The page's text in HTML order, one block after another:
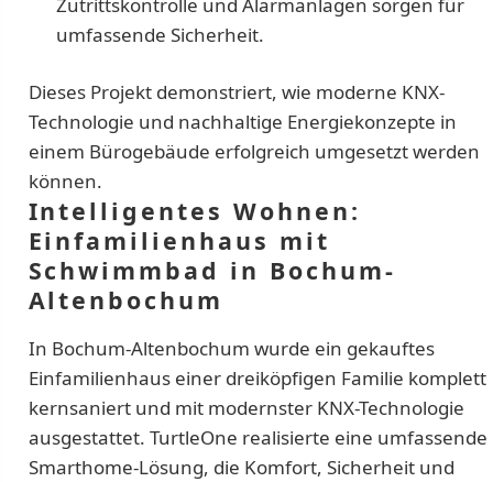
umfassende Sicherheit.
Dieses Projekt demonstriert, wie moderne KNX-
Technologie und nachhaltige Energiekonzepte in
einem Bürogebäude erfolgreich umgesetzt werden
können.
Intelligentes Wohnen:
Einfamilienhaus mit
Schwimmbad in Bochum-
Altenbochum
In Bochum-Altenbochum wurde ein gekauftes
Einfamilienhaus einer dreiköpfigen Familie komplett
kernsaniert und mit modernster KNX-Technologie
ausgestattet. TurtleOne realisierte eine umfassende
Smarthome-Lösung, die Komfort, Sicherheit und